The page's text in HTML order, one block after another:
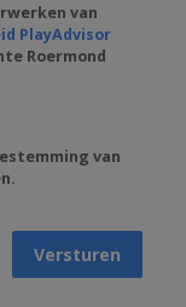
van
PlayAdvisor
Roermond
van
Versturen